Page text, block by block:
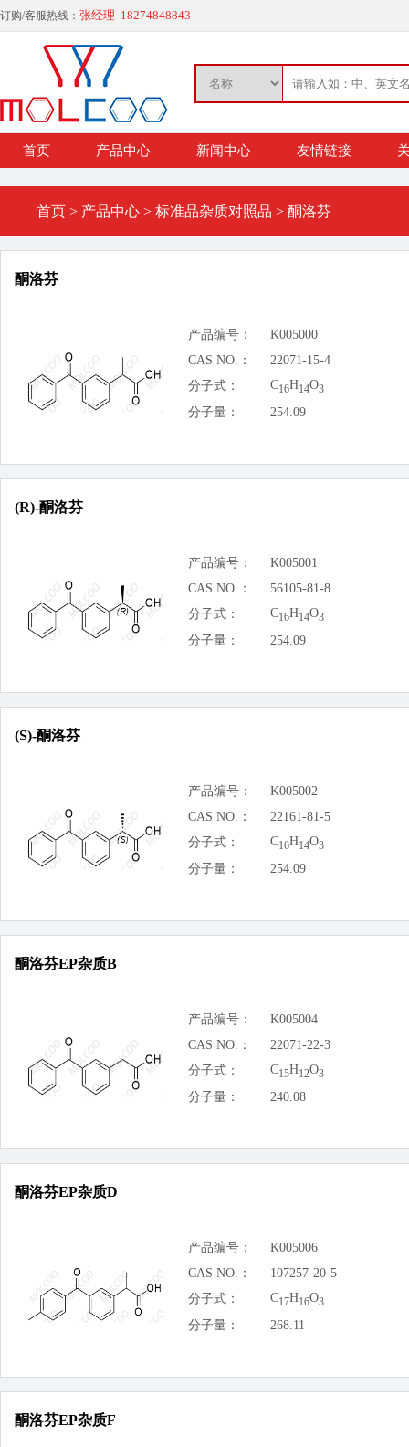
订购/客服热线： 张经理 18274848843
首页 产品中心 新闻中心 友情链接
首页 > 产品中心 > 标准品杂质对照品 > 酮洛芬
酮洛芬
产品编号：
K005000
CAS NO.：
22071-15-4
分子式：
C16H14O3
分子量： 254.09
(R)-酮洛芬
产品编号：
K005001
CAS NO.：
56105-81-8
分子式：
C16H14O3
分子量： 254.09
(S)-酮洛芬
产品编号：
K005002
CAS NO.：
22161-81-5
分子式：
C16H14O3
分子量： 254.09
酮洛芬EP杂质B
产品编号：
K005004
CAS NO.：
22071-22-3
分子式：
C15H12O3
分子量： 240.08
酮洛芬EP杂质D
产品编号：
K005006
CAS NO.：
107257-20-5
分子式：
C17H16O3
分子量： 268.11
酮洛芬EP杂质F